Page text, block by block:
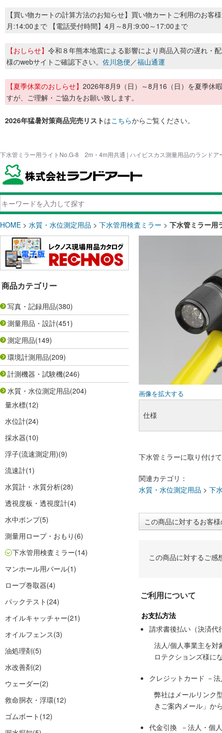
【買い物カートの計算方法のお知らせ】買い物カートご利用のお客
月:14:00まで 【電話受付時間】4月～8月:9:00～17:00まで
【おしらせ】 令和８年熊本地震による影響により商品入荷の遅れ・
様のwebサイトご確認下さい。 佐川急便／福山通運
【夏季休業のおしらせ】 2026年8月9（日）～8月16（日）を夏季休
すが、ご理解・ご協力をお願い致します。
2026年猛暑対策商品完売リストはこちらからご覧ください。
下水管ミラー用ライトNo.G-8 2m・4m用共通 | ハイビスカス測量用品のランドア
HOME > 水質・水位測定用品 > 下水管用検査ミラー > 下水管ミラー
商品カテゴリー
写真・記録用品(380)
測量用品・設計(451)
測定用品(149)
環境計測用品(209)
計測機器・試験機(246)
水質・水位測定用品(204)
量水標(12)
水位計(24)
採水器(10)
浮子(流速測定用)(9)
流速計(1)
水質計・水質分析(28)
透視度板・透視度計(4)
水中ポンプ(5)
測量用ロープ・おもり (6)
下水管用検査ミラー(14)
マンホール用バール(1)
ロープ巻取器(4)
パックテスト (24)
オイルキャッチャー(21)
オイルフェンス(3)
油処理剤(5)
水改善剤(2)
ウェーダー(2)
救命胴衣・浮環(12)
ゴムボート (12)
画像を拡大する
仕様
下水管ミラーに取り付け
関連カテゴリ：
水質・水位測定用品 > 下
この商品に対するお客
この商品に対するご感
ご利用について
お支払方法
請求書後払い（決済代
法人/個人事業主を対
ロテクションズ様に
クレジットカード －
弊社はメールリンク
きご案内メール」か
代金引換 －法人・個